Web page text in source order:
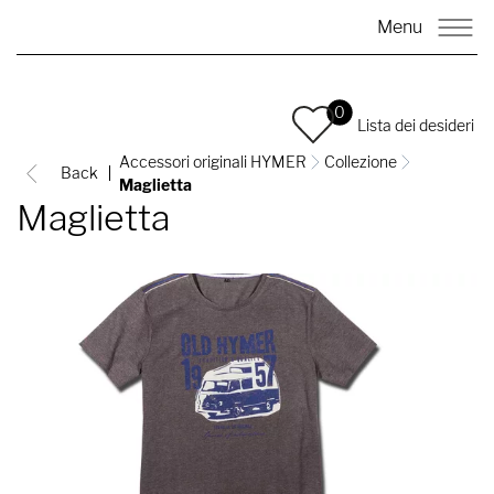
Menu
0
Lista dei desideri
Back
Accessori originali HYMER
Collezione
Maglietta
Maglietta